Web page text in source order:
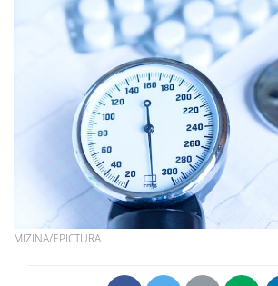
MIZINA/EPICTURA